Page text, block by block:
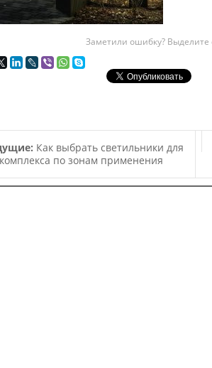
Заметили ошибку?
Как выбрать светильники для
по зонам применения